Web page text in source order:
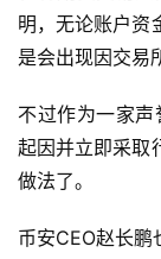
明，无论账户资
是会出现因交易
不过作为一家
起因并立即采取
做法了。
币安CEO赵长鹏